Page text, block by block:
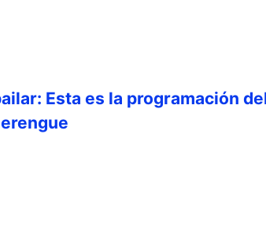
Esta es la programación